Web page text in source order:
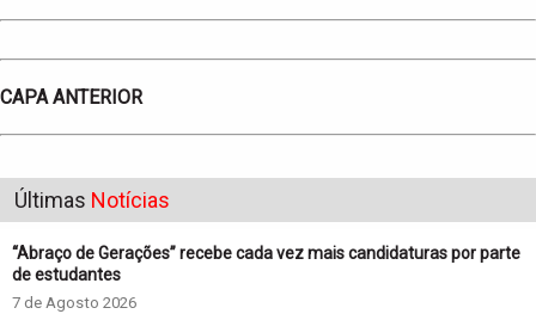
CAPA ANTERIOR
Últimas Notícias
“Abraço de Gerações” recebe cada vez mais candidaturas por parte
de estudantes
7 de Agosto 2026